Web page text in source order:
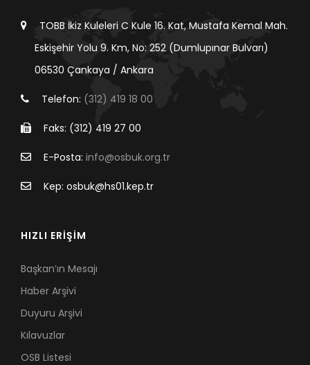
TOBB İkiz Kuleleri C Kule 16. Kat, Mustafa Kemal Mah.
Eskişehir Yolu 9. Km, No: 252 (Dumlupınar Bulvarı)
06530 Çankaya / Ankara
Telefon: (312) 419 18 00
Faks: (312) 419 27 00
E-Posta: info@osbuk.org.tr
Kep: osbuk@hs01.kep.tr
HIZLI ERİŞİM
Başkan’ın Mesajı
Haber Arşivi
Duyuru Arşivi
Kılavuzlar
OSB Listesi